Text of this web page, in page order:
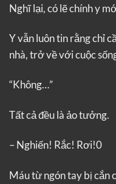
Nghĩ lại, có lẽ chính y
Y vẫn luôn tin rằng chỉ
nhà, trở về với cuộc
“Không…”
Tất cả đều là ảo tưởng.
– Nghiến! Rắc! Rơi!0
Máu từ ngón tay bị cắn